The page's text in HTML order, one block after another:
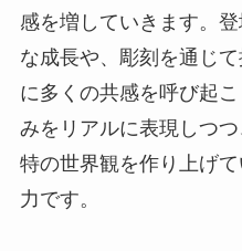
感を増していきます。
な成長や、彫刻を通じ
に多くの共感を呼び起
みをリアルに表現しつ
特の世界観を作り上げ
力です。